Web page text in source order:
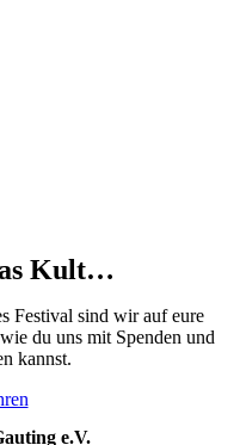
Kult…
Festival sind wir auf eure
du uns mit Spenden und
kannst.
e.V.